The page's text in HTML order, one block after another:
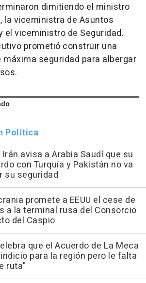
dimitiendo el ministro
la viceministra de Asuntos
el viceministro de Seguridad.
prometió construir una
máxima seguridad para albergar
Política
Irán avisa a Arabia Saudí que su
con Turquía y Pakistán no va
su seguridad
promete a EEUU el cese de
a la terminal rusa del Consorcio
del Caspio
que el Acuerdo de La Meca
para la región pero le falta
ruta"